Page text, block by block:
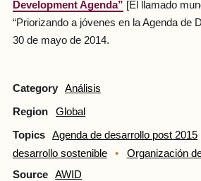
Development Agenda” [El llamado
“Priorizando a jóvenes en la Agenda de
30 de mayo de 2014.
Category Análisis
Region Global
Topics Agenda de desarrollo post 2015
desarrollo sostenible
Organización
Source
AWID